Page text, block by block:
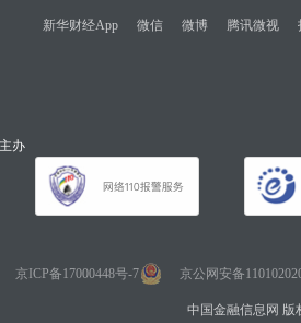
办
新华财经App 微信 微博 腾讯微视
京ICP备17000448号-7 京公网安备
中国金融信息网 版